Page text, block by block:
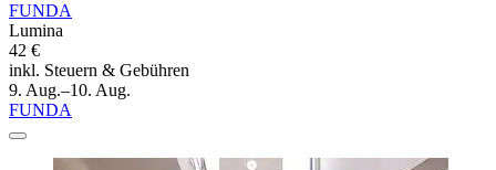
FUNDA
Lumina
42 €
inkl. Steuern & Gebühren
9. Aug.–10. Aug.
FUNDA